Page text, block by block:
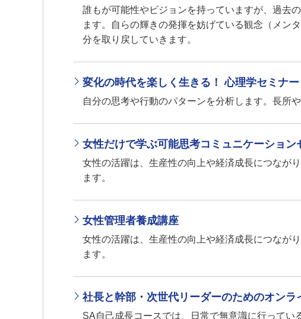
誰もが可能性やビジョンを持っていますが、過去
ます。自らの輝きの発揮を妨げている観念（メン
分を取り戻していきます。
変化の時代を楽しく生きる！ 心理学セミナー
自分の思考や行動のパターンを分析します。長所
女性だけで学ぶ可能思考コミュニケーション
女性の活躍は、生産性の向上や経済成長につなが
ます。
女性管理者養成講座
女性の活躍は、生産性の向上や経済成長につなが
ます。
社長と幹部・次世代リーダーのためのオンラ
SA自己成長コースでは、日常で無意識に行って